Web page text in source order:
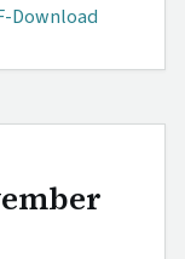
Download